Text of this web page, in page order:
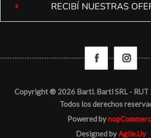
RECIBÍ NUESTRAS
Copyright ® 2026 Bartl. Bartl SRL -
Todos los derechos
Powered by
Designed byAgile.Uy